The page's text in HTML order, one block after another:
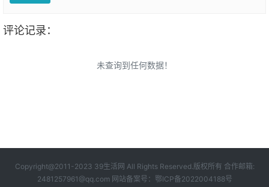
评论记录：
未查询到任何数据！
Copyright@2011-2023 39生活网 All Rights Reserved.版权所有 合作邮箱:
2481257961@qq.com 网站备案号： 鄂ICP备2022004188号